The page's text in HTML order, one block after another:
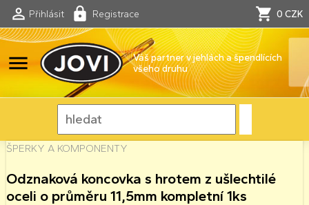
Přihlásit Registrace 0 CZK
menu
Váš partner v jehlách a špendlících
všeho druhu
ŠPERKY A KOMPONENTY
Odznaková koncovka s hrotem z ušlechtilé
oceli o průměru 11,5mm kompletní 1ks